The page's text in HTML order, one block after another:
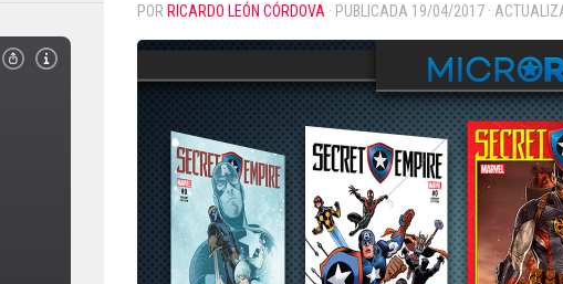
POR RICARDO LEÓN CÓRDOVA · PUBLICADA 19/04/2017 ·